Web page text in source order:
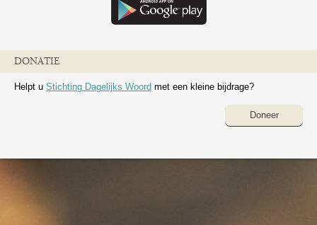
DONATIE
Helpt u Stichting Dagelijks Woord met een kleine bijdrage?
Doneer